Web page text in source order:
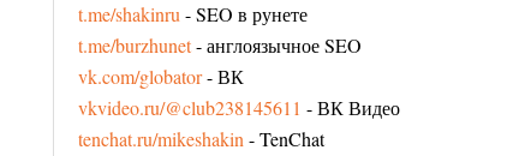
t.me/shakinru - SEO в рунете
t.me/burzhunet- англоязычное SEO
vk.com/globator- ВК
vkvideo.ru/@club238145611 - ВК Видео
tenchat.ru/mikeshakin - TenChat